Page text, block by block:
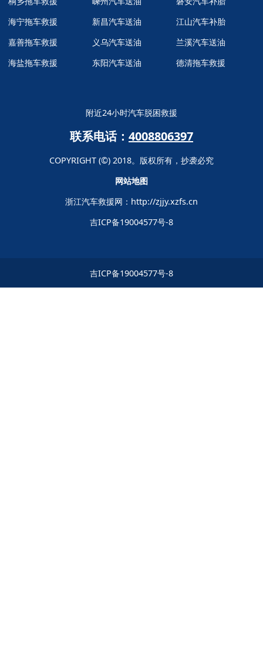
海宁拖车救援
嘉善拖车救援
海盐拖车救援
新昌汽车送油
义乌汽车送油
东阳汽车送油
江山汽车补胎
兰溪汽车送油
德清拖车救援
附近24小时汽车脱困救援
联系电话： 4008806397
COPYRIGHT (©) 2018。版权所有，抄袭必究
网站地图
浙江汽车救援网： http://zjjy.xzfs.cn
吉ICP备19004577号-8
吉ICP备19004577号-8